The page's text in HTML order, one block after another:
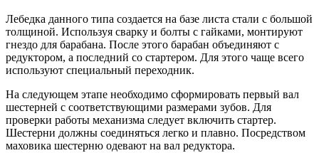
Лебедка данного типа создается на базе листа стали с большой
толщиной. Используя сварку и болты с гайками, монтируют
гнездо для барабана. После этого барабан объединяют с
редуктором, а последний со стартером. Для этого чаще всего
используют специальный переходник.
На следующем этапе необходимо сформировать первый вал
шестерней с соответствующими размерами зубов. Для
проверки работы механизма следует включить стартер.
Шестерни должны соединяться легко и плавно. Посредством
маховика шестерню одевают на вал редуктора.